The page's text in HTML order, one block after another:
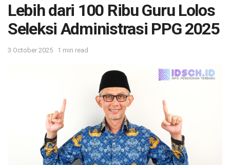
Lebih dari 100 Ribu Guru Lolos
Seleksi Administrasi PPG 2025
3 October 2025 1 min read